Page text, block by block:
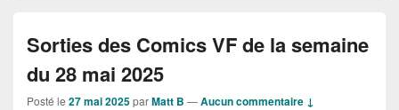
Sorties des Comics VF de la semaine
du 28 mai 2025
Posté le 27 mai 2025parMatt B —Aucun commentaire ↓